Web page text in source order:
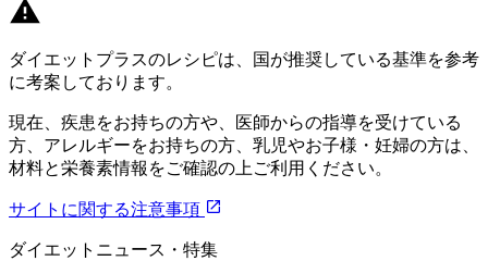
ダイエットプラスのレシピは、国が推奨している基準を参考
に考案しております。
現在、疾患をお持ちの方や、医師からの指導を受けている
方、アレルギーをお持ちの方、乳児やお子様・妊婦の方は、
材料と栄養素情報をご確認の上ご利用ください。
サイトに関する注意事項
ダイエットニュース・特集